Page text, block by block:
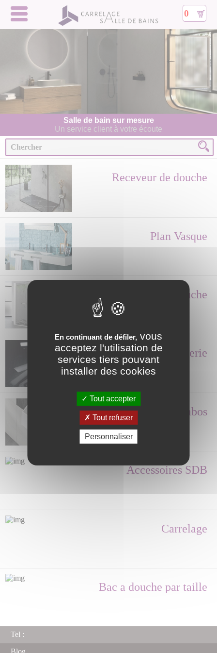
0
Salle de bain sur mesure
Un service client à votre écoute
Receveur de douche
Plan Vasque
Paroi de Douche
Robinetterie
Lave-mains, Lavabos
Accessoires SDB
Carrelage
Bac a douche par taille
Tel :
En continuant de défiler, vous
acceptez l'utilisation de
services tiers pouvant
installer des cookies
Tout accepter
Tout refuser
Personnaliser